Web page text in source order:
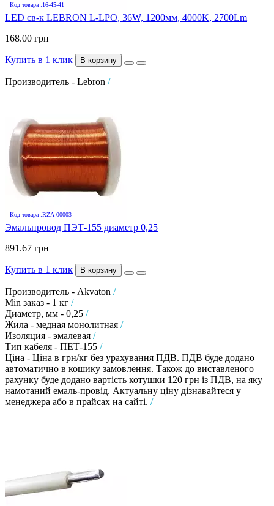
Код товара :16-45-41
LED св-к LEBRON L-LPO, 36W, 1200мм, 4000K, 2700Lm
168.00 грн
Купить в 1 клик В корзину
Производитель - Lebron /
Код товара :RZA-00003
Эмальпровод ПЭТ-155 диаметр 0,25
891.67 грн
Купить в 1 клик В корзину
Производитель - Akvaton /
Min заказ - 1 кг /
Диаметр, мм - 0,25 /
Жила - медная монолитная /
Изоляция - эмалевая /
Тип кабеля - ПЕТ-155 /
Ціна - Ціна в грн/кг без урахування ПДВ. ПДВ буде додано
автоматично в кошику замовлення. Також до виставленого
рахунку буде додано вартість котушки 120 грн із ПДВ, на яку
намотаний емаль-провід. Актуальну ціну дізнавайтеся у
менеджера або в прайсах на сайті. /